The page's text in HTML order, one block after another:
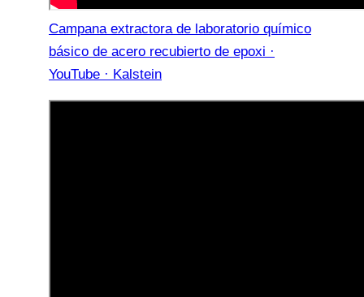
Campana extractora de laboratorio químico
básico de acero recubierto de epoxi ·
YouTube · Kalstein